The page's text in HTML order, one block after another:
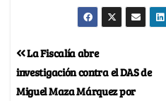
La Fiscalía abre
investigación contra el DAS de
Miguel Maza Márquez por